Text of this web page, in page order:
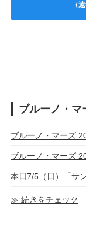
（
ブルーノ・マ
≫ 続きをチェック